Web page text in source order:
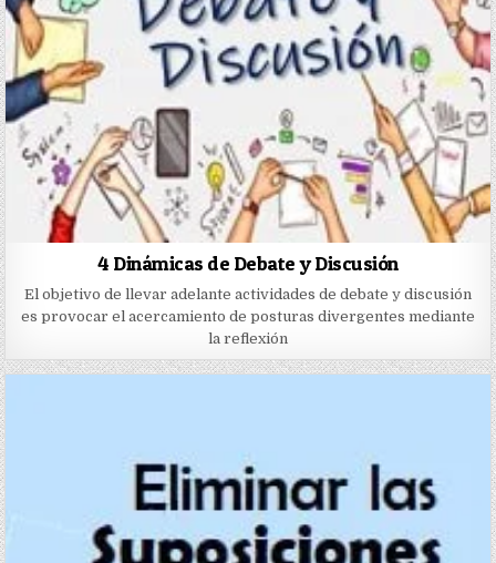
4 Dinámicas de Debate y Discusión
El objetivo de llevar adelante actividades de debate y discusión
es provocar el acercamiento de posturas divergentes mediante
la reflexión